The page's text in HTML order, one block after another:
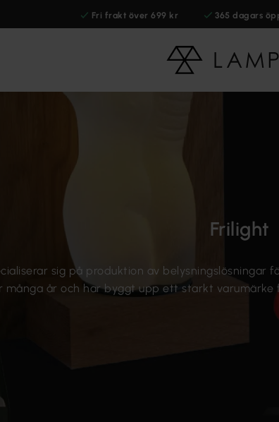
Fri frakt över 699 kr 365 dagars
Frilight
sig på produktion av
många år och har byggt upp ett starkt